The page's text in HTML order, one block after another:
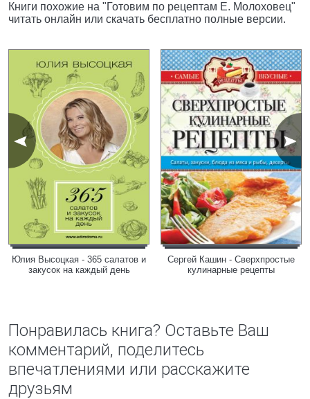
Книги похожие на "Готовим по рецептам Е. Молоховец"
читать онлайн или скачать бесплатно полные версии.
Юлия Высоцкая - 365 салатов и
закусок на каждый день
Сергей Кашин - Сверхпростые
кулинарные рецепты
Понравилась книга? Оставьте Ваш
комментарий, поделитесь
впечатлениями или расскажите
друзьям